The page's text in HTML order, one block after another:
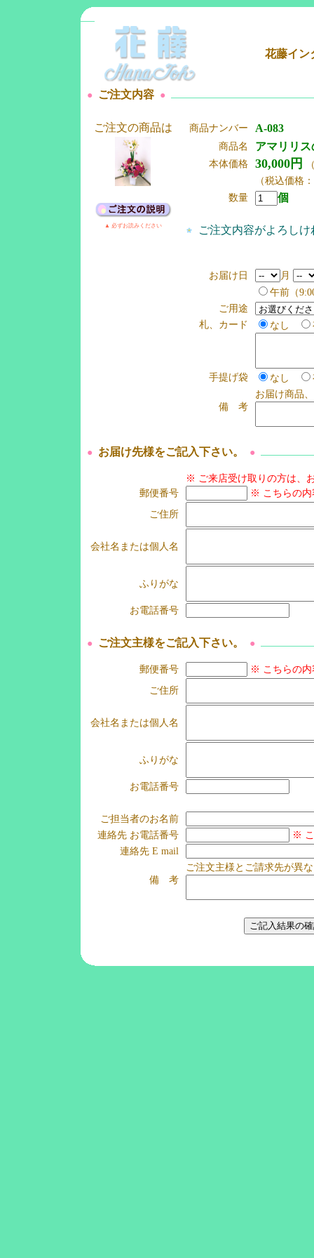
花藤イン
● ご注文内容 ●
ご注文の商品は
▲ 必ずお読みください
商品ナンバー A-083
商品名 アマリリ
本体価格 30,000円
（税込価格
数量
個
ご注文内容がよろし
お届け日
月
午前（
ご用途
札、カード
なし
手提げ袋 なし
備 考
お届け商品
● お届け先様をご記入下さい。 ●
郵便番号
※ ご来店受け取りの方は、
※ こちらの内
ご住所
会社名または個人名
ふりがな
お電話番号
● ご注文主様をご記入下さい。 ●
郵便番号
※ こちらの内
ご住所
会社名または個人名
ふりがな
お電話番号
ご担当者のお名前
連絡先 お電話番号
※ こ
連絡先 E mail
備 考
ご注文主様とご請求先が異